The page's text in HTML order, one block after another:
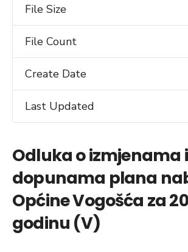
File Size
File Count
Create Date
Last Updated
Odluka o izmjenama i
dopunama plana
Općine Vogošća za
godinu (V)